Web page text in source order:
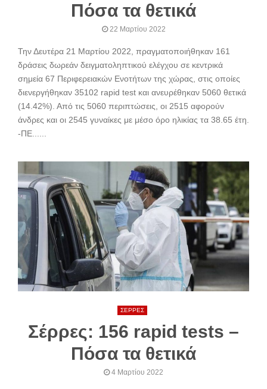
Πόσα τα θετικά
22 Μαρτίου 2022
Την Δευτέρα 21 Μαρτίου 2022, πραγματοποιήθηκαν 161
δράσεις δωρεάν δειγματοληπτικού ελέγχου σε κεντρικά
σημεία 67 Περιφερειακών Ενοτήτων της χώρας, στις οποίες
διενεργήθηκαν 35102 rapid test και ανευρέθηκαν 5060 θετικά
(14.42%). Από τις 5060 περιπτώσεις, οι 2515 αφορούν
άνδρες και οι 2545 γυναίκες με μέσο όρο ηλικίας τα 38.65 έτη.
-ΠΕ......
ΣΕΡΡΕΣ
Σέρρες: 156 rapid tests –
Πόσα τα θετικά
4 Μαρτίου 2022